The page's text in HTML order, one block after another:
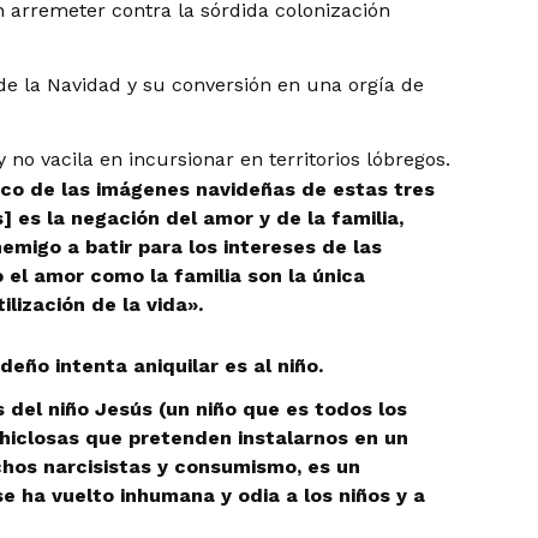
arremeter contra la sórdida colonización
la Navidad y su conversión en una orgía de
vacila en incursionar en territorios lóbregos.
de las imágenes navideñas de estas tres
es la negación del amor y de la familia,
a batir para los intereses de las
amor como la familia son la única
de la vida».
intenta aniquilar es al niño.
niño Jesús (un niño que es todos los
que pretenden instalarnos en un
narcisistas y consumismo, es un
ha vuelto inhumana y odia a los niños y a